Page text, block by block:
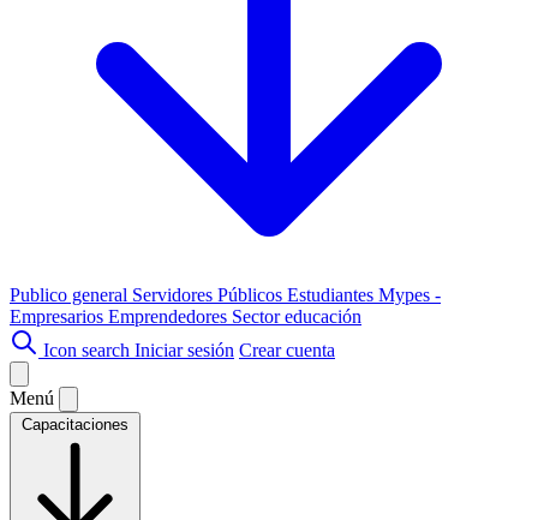
Publico general Servidores Públicos Estudiantes Mypes -
Empresarios Emprendedores Sector educación
Icon search Iniciar sesión Crear cuenta
Menú
Capacitaciones